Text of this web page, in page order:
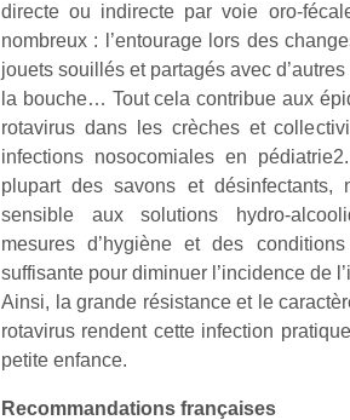
directe ou indirecte par voie oro-
nombreux : l’entourage lors des
jouets souillés et partagés avec
la bouche… Tout cela contribue aux
rotavirus dans les crèches et
infections nosocomiales en
plupart des savons et
sensible aux solutions hydro-
mesures d’hygiène et des
suffisante pour diminuer l’incidence de
Ainsi, la grande résistance et le
rotavirus rendent cette infection
petite enfance.
Recommandations françaises